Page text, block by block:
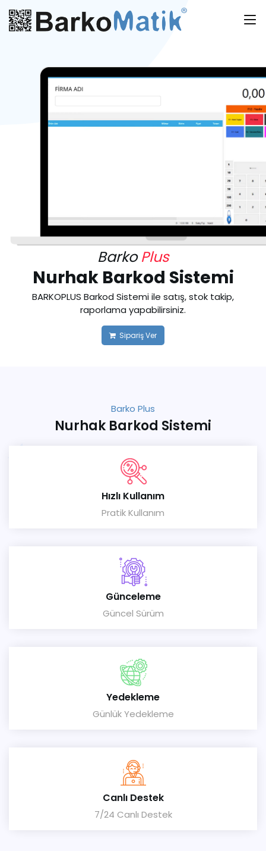
BarkoPlus
Nurhak Barkod Sistemi
BARKOPLUS Barkod Sistemi ile satış, stok takip,
raporlama yapabilirsiniz.
Sipariş Ver
Barko Plus
Nurhak Barkod Sistemi
Hızlı Kullanım
Pratik Kullanım
Günceleme
Güncel Sürüm
Yedekleme
Günlük Yedekleme
Canlı Destek
7/24 Canlı Destek